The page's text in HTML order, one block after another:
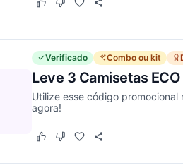
Este cupom funcionou
Este cupom não funcionou
Verificado Combo ou kit
Leve 3 Camisetas
Utilize esse código
agora!
Este cupom funcionou
Este cupom não funcionou